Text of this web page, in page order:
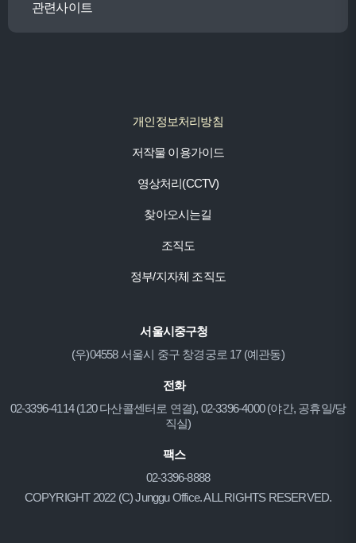
관련사이트
개인정보처리방침
저작물 이용가이드
영상처리(CCTV)
찾아오시는길
조직도
정부/지자체 조직도
서울시중구청
(우)04558 서울시 중구 창경궁로 17 (예관동)
전화
02-3396-4114 (120 다산콜센터로 연결), 02-3396-4000 (야간, 공휴일/당
직실)
팩스
02-3396-8888
COPYRIGHT 2022 (C) Junggu Office. ALL RIGHTS RESERVED.